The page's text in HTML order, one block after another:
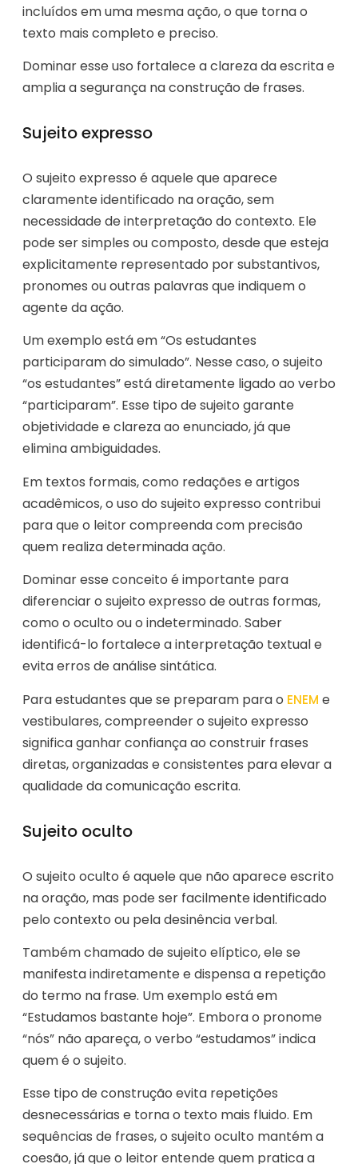
incluídos em uma mesma ação, o que torna o
texto mais completo e preciso.
Dominar esse uso fortalece a clareza da escrita e
amplia a segurança na construção de frases.
Sujeito expresso
O sujeito expresso é aquele que aparece
claramente identificado na oração, sem
necessidade de interpretação do contexto. Ele
pode ser simples ou composto, desde que esteja
explicitamente representado por substantivos,
pronomes ou outras palavras que indiquem o
agente da ação.
Um exemplo está em “Os estudantes
participaram do simulado”. Nesse caso, o sujeito
“os estudantes” está diretamente ligado ao verbo
“participaram”. Esse tipo de sujeito garante
objetividade e clareza ao enunciado, já que
elimina ambiguidades.
Em textos formais, como redações e artigos
acadêmicos, o uso do sujeito expresso contribui
para que o leitor compreenda com precisão
quem realiza determinada ação.
Dominar esse conceito é importante para
diferenciar o sujeito expresso de outras formas,
como o oculto ou o indeterminado. Saber
identificá-lo fortalece a interpretação textual e
evita erros de análise sintática.
Para estudantes que se preparam para o ENEM e
vestibulares, compreender o sujeito expresso
significa ganhar confiança ao construir frases
diretas, organizadas e consistentes para elevar a
qualidade da comunicação escrita.
Sujeito oculto
O sujeito oculto é aquele que não aparece escrito
na oração, mas pode ser facilmente identificado
pelo contexto ou pela desinência verbal.
Também chamado de sujeito elíptico, ele se
manifesta indiretamente e dispensa a repetição
do termo na frase. Um exemplo está em
“Estudamos bastante hoje”. Embora o pronome
“nós” não apareça, o verbo “estudamos” indica
quem é o sujeito.
Esse tipo de construção evita repetições
desnecessárias e torna o texto mais fluido. Em
sequências de frases, o sujeito oculto mantém a
coesão, já que o leitor entende quem pratica a